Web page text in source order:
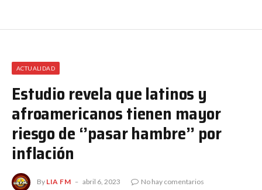
ACTUALIDAD
Estudio revela que latinos y
afroamericanos tienen mayor
riesgo de ‘’pasar hambre’’ por
inflación
By LIA FM abril 6, 2023
No hay comentarios